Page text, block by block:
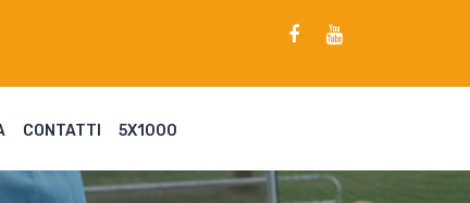
CONTATTI 5X1000